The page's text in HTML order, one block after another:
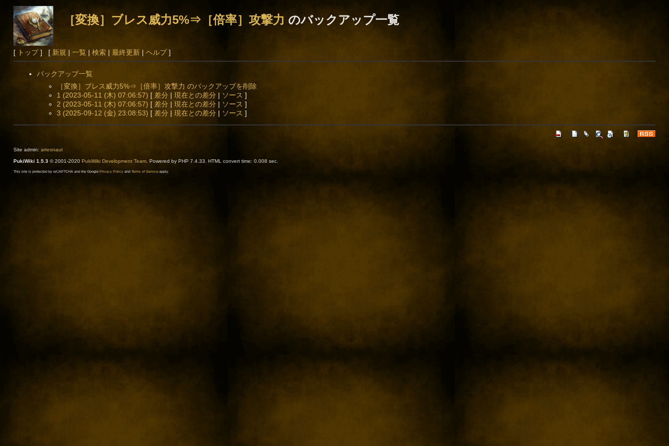
［変換］ブレス威力5%⇒［倍率］攻撃力 のバックアップ一覧
[ トップ] [ 新規 | 一覧 | 検索| 最終更新| ヘルプ]
バックアップ一覧
［変換］ブレス威力5%⇒［倍率］攻撃力 のバックアップを削除
1 (2023-05-11 (木) 07:06:57) [ 差分 |現在との差分 | ソース ]
2 (2023-05-11 (木) 07:06:57) [ 差分 |現在との差分 | ソース ]
3 (2025-09-12 (金) 23:08:53) [ 差分 |現在との差分 | ソース ]
Site admin: artesnaut
PukiWiki 1.5.3© 2001-2020 PukiWiki Development Team. Powered by PHP 7.4.33. HTML convert time: 0.008 sec.
This site is protected by reCAPTCHA and the Google Privacy Policyand Terms of Serviceapply.